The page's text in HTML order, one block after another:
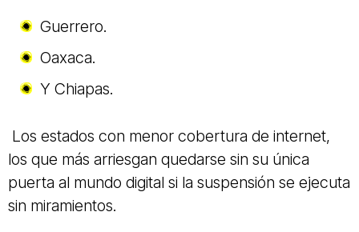
Guerrero.
Oaxaca.
Y Chiapas.
Los estados con menor cobertura de internet,
los que más arriesgan quedarse sin su única
puerta al mundo digital si la suspensión se ejecuta
sin miramientos.